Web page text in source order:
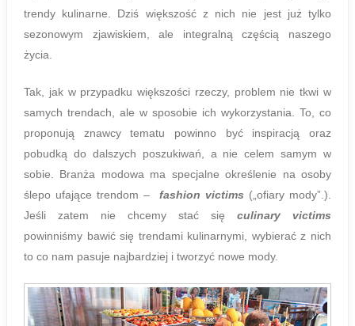
trendy kulinarne. Dziś większość z nich nie jest już tylko
sezonowym zjawiskiem, ale integralną częścią naszego
życia.
Tak, jak w przypadku większości rzeczy, problem nie tkwi w
samych trendach, ale w sposobie ich wykorzystania. To, co
proponują znawcy tematu powinno być inspiracją oraz
pobudką do dalszych poszukiwań, a nie celem samym w
sobie. Branża modowa ma specjalne określenie na osoby
ślepo ufające trendom – fashion victims („ofiary mody”.).
Jeśli zatem nie chcemy stać się culinary victims
powinniśmy bawić się trendami kulinarnymi, wybierać z nich
to co nam pasuje najbardziej i tworzyć nowe mody.